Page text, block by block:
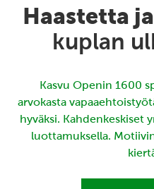
Haastetta
kuplan
Kasvu Openin 1600
arvokasta
hyväksi. Kahdenkeskiset
luottamuksella.